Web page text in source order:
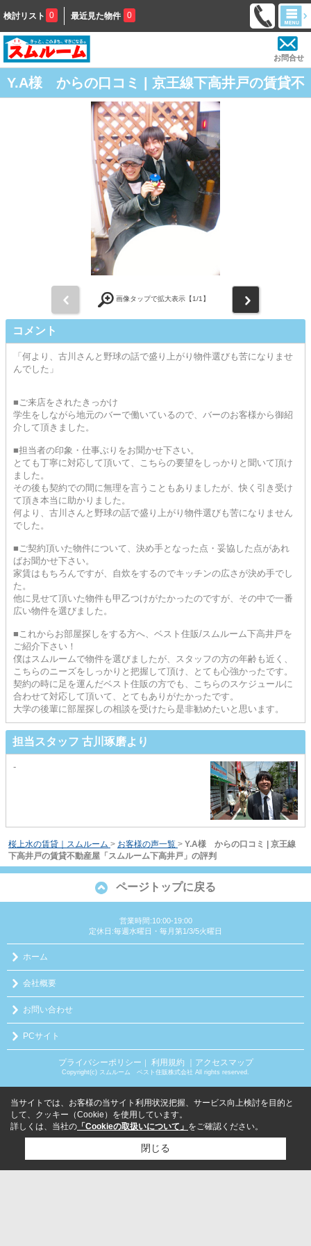
検討リスト 0 最近見た物件 0
お問合せ
Y.A様 からの口コミ | 京王線下高井戸の賃貸不
動産屋「スムルーム下高井戸」の評判
画像タップで拡大表示【1/1】
コメント
「何より、古川さんと野球の話で盛り上がり物件選びも苦になりませ
んでした」
■ご来店をされたきっかけ
学生をしながら地元のバーで働いているので、バーのお客様から御紹
介して頂きました。
■担当者の印象・仕事ぶりをお聞かせ下さい。
とても丁寧に対応して頂いて、こちらの要望をしっかりと聞いて頂け
ました。
その後も契約での間に無理を言うこともありましたが、快く引き受け
て頂き本当に助かりました。
何より、古川さんと野球の話で盛り上がり物件選びも苦になりません
でした。
■ご契約頂いた物件について、決め手となった点・妥協した点があれ
ばお聞かせ下さい。
家賃はもちろんですが、自炊をするのでキッチンの広さが決め手でし
た。
他に見せて頂いた物件も甲乙つけがたかったのですが、その中で一番
広い物件を選びました。
■これからお部屋探しをする方へ、ベスト住販/スムルーム下高井戸を
ご紹介下さい！
僕はスムルームで物件を選びましたが、スタッフの方の年齢も近く、
こちらのニーズをしっかりと把握して頂け、とても心強かったです。
契約の時に足を運んだベスト住販の方でも、こちらのスケジュールに
合わせて対応して頂いて、とてもありがたかったです。
大学の後輩に部屋探しの相談を受けたら是非勧めたいと思います。
担当スタッフ 古川琢磨より
-
桜上水の賃貸｜スムルーム > お客様の声一覧 > Y.A様 からの口コミ | 京王線
下高井戸の賃貸不動産屋「スムルーム下高井戸」の評判
ページトップに戻る
営業時間:10:00-19:00
定休日:毎週水曜日・毎月第1/3/5火曜日
ホーム
会社概要
お問い合わせ
PCサイト
プライバシーポリシー ｜ 利用規約 ｜アクセスマップ
Copyright(c) スムルーム ベスト住販株式会社 All rights reserved.
当サイトでは、お客様の当サイト利用状況把握、サービス向上検討を目的と
して、クッキー（Cookie）を使用しています。
詳しくは、当社の 「Cookieの取扱いについて」 をご確認ください。
閉じる